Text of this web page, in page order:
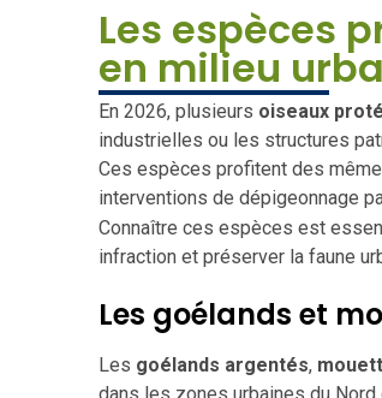
Les espèces
en milieu
En 2026, plusieurs oiseaux
industrielles ou les structures
Ces espèces profitent des
interventions de dépigeonnage
Connaître ces espèces est
infraction et préserver la faune
Les goélands et
Les goélands argentés,